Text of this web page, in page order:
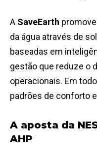
A SaveEarth
da água através de
baseadas em
gestão que reduze o
operacionais. Em
padrões de conforto
A aposta da
AHP